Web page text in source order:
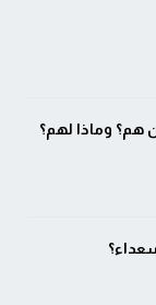
هم؟ وماذا لهم؟